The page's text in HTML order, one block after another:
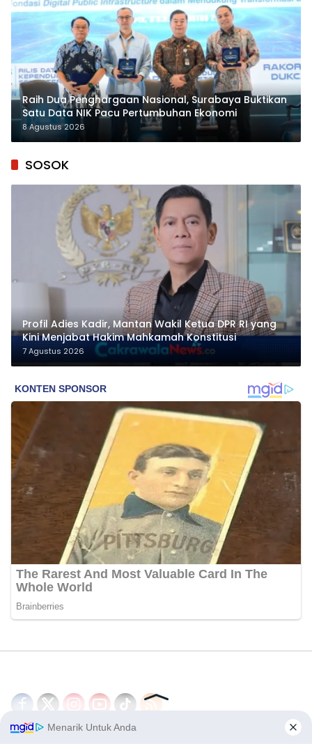
Raih Dua Penghargaan Nasional, Surabaya Buktikan
Satu Data NIK Pacu Pertumbuhan Ekonomi
8 Agustus 2026
SOSOK
Profil Adies Kadir, Mantan Wakil Ketua DPR RI yang
Kini Menjabat Hakim Mahkamah Konstitusi
7 Agustus 2026